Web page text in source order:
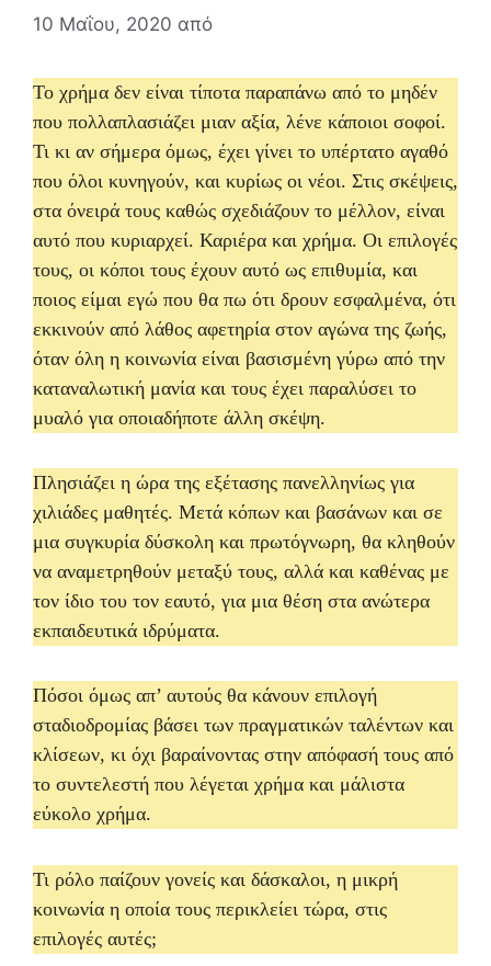
10 Μαΐου, 2020 από
Το χρήμα δεν είναι τίποτα παραπάνω από το μηδέν
που πολλαπλασιάζει μιαν αξία, λένε κάποιοι σοφοί.
Τι κι αν σήμερα όμως, έχει γίνει το υπέρτατο αγαθό
που όλοι κυνηγούν, και κυρίως οι νέοι. Στις σκέψεις,
στα όνειρά τους καθώς σχεδιάζουν το μέλλον, είναι
αυτό που κυριαρχεί. Καριέρα και χρήμα. Οι επιλογές
τους, οι κόποι τους έχουν αυτό ως επιθυμία, και
ποιος είμαι εγώ που θα πω ότι δρουν εσφαλμένα, ότι
εκκινούν από λάθος αφετηρία στον αγώνα της ζωής,
όταν όλη η κοινωνία είναι βασισμένη γύρω από την
καταναλωτική μανία και τους έχει παραλύσει το
μυαλό για οποιαδήποτε άλλη σκέψη.
Πλησιάζει η ώρα της εξέτασης πανελληνίως για
χιλιάδες μαθητές. Μετά κόπων και βασάνων και σε
μια συγκυρία δύσκολη και πρωτόγνωρη, θα κληθούν
να αναμετρηθούν μεταξύ τους, αλλά και καθένας με
τον ίδιο του τον εαυτό, για μια θέση στα ανώτερα
εκπαιδευτικά ιδρύματα.
Πόσοι όμως απ’ αυτούς θα κάνουν επιλογή
σταδιοδρομίας βάσει των πραγματικών ταλέντων και
κλίσεων, κι όχι βαραίνοντας στην απόφασή τους από
το συντελεστή που λέγεται χρήμα και μάλιστα
εύκολο χρήμα.
Τι ρόλο παίζουν γονείς και δάσκαλοι, η μικρή
κοινωνία η οποία τους περικλείει τώρα, στις
επιλογές αυτές;